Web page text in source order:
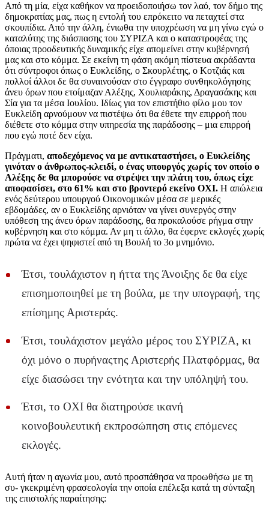
Από τη μία, είχα καθήκον να προειδοποιήσω τον λαό, τον δήμο της
δημοκρατίας μας, πως η εντολή του επρόκειτο να πεταχτεί στα
σκουπίδια. Από την άλλη, ένιωθα την υποχρέωση να μη γίνω εγώ ο
καταλύτης της διάσπασης του ΣΥΡΙΖΑ και ο καταστροφέας της
όποιας προοδευτικής δυναμικής είχε απομείνει στην κυβέρνησή
μας και στο κόμμα. Σε εκείνη τη φάση ακόμη πίστευα ακράδαντα
ότι σύντροφοι όπως ο Ευκλείδης, ο Σκουρλέτης, ο Κοτζιάς και
πολλοί άλλοι δε θα συναινούσαν στο έγγραφο συνθηκολόγησης
άνευ όρων που ετοίμαζαν Αλέξης, Χουλιαράκης, Δραγασάκης και
Σία για τα μέσα Ιουλίου. Ιδίως για τον επιστήθιο φίλο μου τον
Ευκλείδη αρνούμουν να πιστέψω ότι θα έθετε την επιρροή που
διέθετε στο κόμμα στην υπηρεσία της παράδοσης – μια επιρροή
που εγώ ποτέ δεν είχα.
Πράγματι, αποδεχόμενος να με αντικαταστήσει, ο Ευκλείδης
γινόταν ο άνθρωπος-κλειδί, ο ένας υπουργός χωρίς τον οποίο ο
Αλέξης δε θα μπορούσε να στρέψει την πλάτη του, όπως είχε
αποφασίσει, στο 61% και στο βροντερό εκείνο ΟΧΙ. Η απώλεια
ενός δεύτερου υπουργού Οικονομικών μέσα σε μερικές
εβδομάδες, αν ο Ευκλείδης αρνιόταν να γίνει συνεργός στην
υπόθεση της άνευ όρων παράδοσης, θα προκαλούσε ρήγμα στην
κυβέρνηση και στο κόμμα. Αν μη τι άλλο, θα έφερνε εκλογές χωρίς
πρώτα να έχει ψηφιστεί από τη Βουλή το 3ο μνημόνιο.
Έτσι, τουλάχιστον η ήττα της Άνοιξης δε θα είχε
επισημοποιηθεί με τη βούλα, με την υπογραφή, της
επίσημης Αριστεράς.
Έτσι, τουλάχιστον μεγάλο μέρος του ΣΥΡΙΖΑ, κι
όχι μόνο ο πυρήναςτης Αριστερής Πλατφόρμας, θα
είχε διασώσει την ενότητα και την υπόληψή του.
Έτσι, το ΟΧΙ θα διατηρούσε ικανή
κοινοβουλευτική εκπροσώπηση στις επόμενες
εκλογές.
Αυτή ήταν η αγωνία μου, αυτό προσπάθησα να προωθήσω με τη
συ- γκεκριμένη φρασεολογία την οποία επέλεξα κατά τη σύνταξη
της επιστολής παραίτησης: